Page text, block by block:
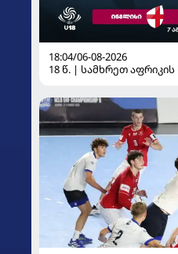
18:04/06-08-2026
18 წ. | სამხრეთ